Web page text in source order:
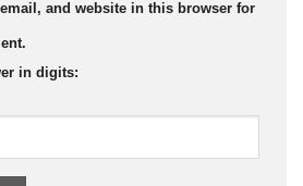
and website in this browser for
in digits: